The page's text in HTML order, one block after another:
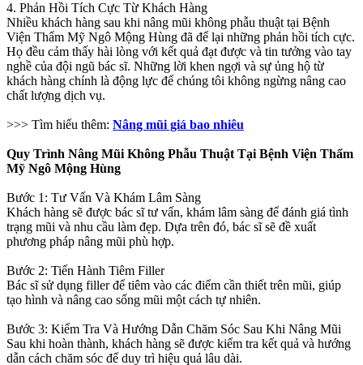
4. Phản Hồi Tích Cực Từ Khách Hàng
Nhiều khách hàng sau khi nâng mũi không phẫu thuật tại Bệnh
Viện Thẩm Mỹ Ngô Mộng Hùng đã để lại những phản hồi tích cực.
Họ đều cảm thấy hài lòng với kết quả đạt được và tin tưởng vào tay
nghề của đội ngũ bác sĩ. Những lời khen ngợi và sự ủng hộ từ
khách hàng chính là động lực để chúng tôi không ngừng nâng cao
chất lượng dịch vụ.
>>> Tìm hiểu thêm: Nâng mũi giá bao nhiêu
Quy Trình Nâng Mũi Không Phẫu Thuật Tại Bệnh Viện Thẩm
Mỹ Ngô Mộng Hùng
Bước 1: Tư Vấn Và Khám Lâm Sàng
Khách hàng sẽ được bác sĩ tư vấn, khám lâm sàng để đánh giá tình
trạng mũi và nhu cầu làm đẹp. Dựa trên đó, bác sĩ sẽ đề xuất
phương pháp nâng mũi phù hợp.
Bước 2: Tiến Hành Tiêm Filler
Bác sĩ sử dụng filler để tiêm vào các điểm cần thiết trên mũi, giúp
tạo hình và nâng cao sống mũi một cách tự nhiên.
Bước 3: Kiểm Tra Và Hướng Dẫn Chăm Sóc Sau Khi Nâng Mũi
Sau khi hoàn thành, khách hàng sẽ được kiểm tra kết quả và hướng
dẫn cách chăm sóc để duy trì hiệu quả lâu dài.